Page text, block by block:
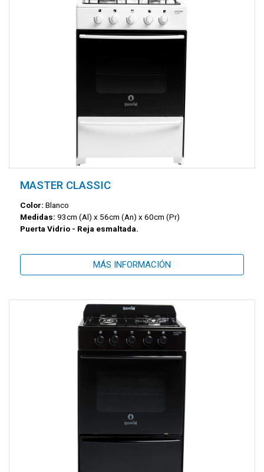
MASTER CLASSIC
Color: Blanco
Medidas: 93cm (Al) x 56cm (An) x 60cm (Pr)
Puerta Vidrio - Reja esmaltada.
MÁS INFORMACIÓN